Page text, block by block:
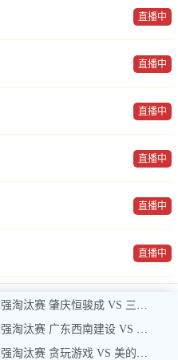
直播中
直播中
直播中
直播中
直播中
直播中
08月04日 佛山西甲足球联赛32强淘汰赛 肇庆恒骏成 VS 三七互娱 全场录像
08月04日 佛山西甲足球联赛32强淘汰赛 广东西南建设 VS 香港圣徒 全场录像
08月04日 佛山西甲足球联赛32强淘汰赛 贪玩游戏 VS 美的薪火 全场录像